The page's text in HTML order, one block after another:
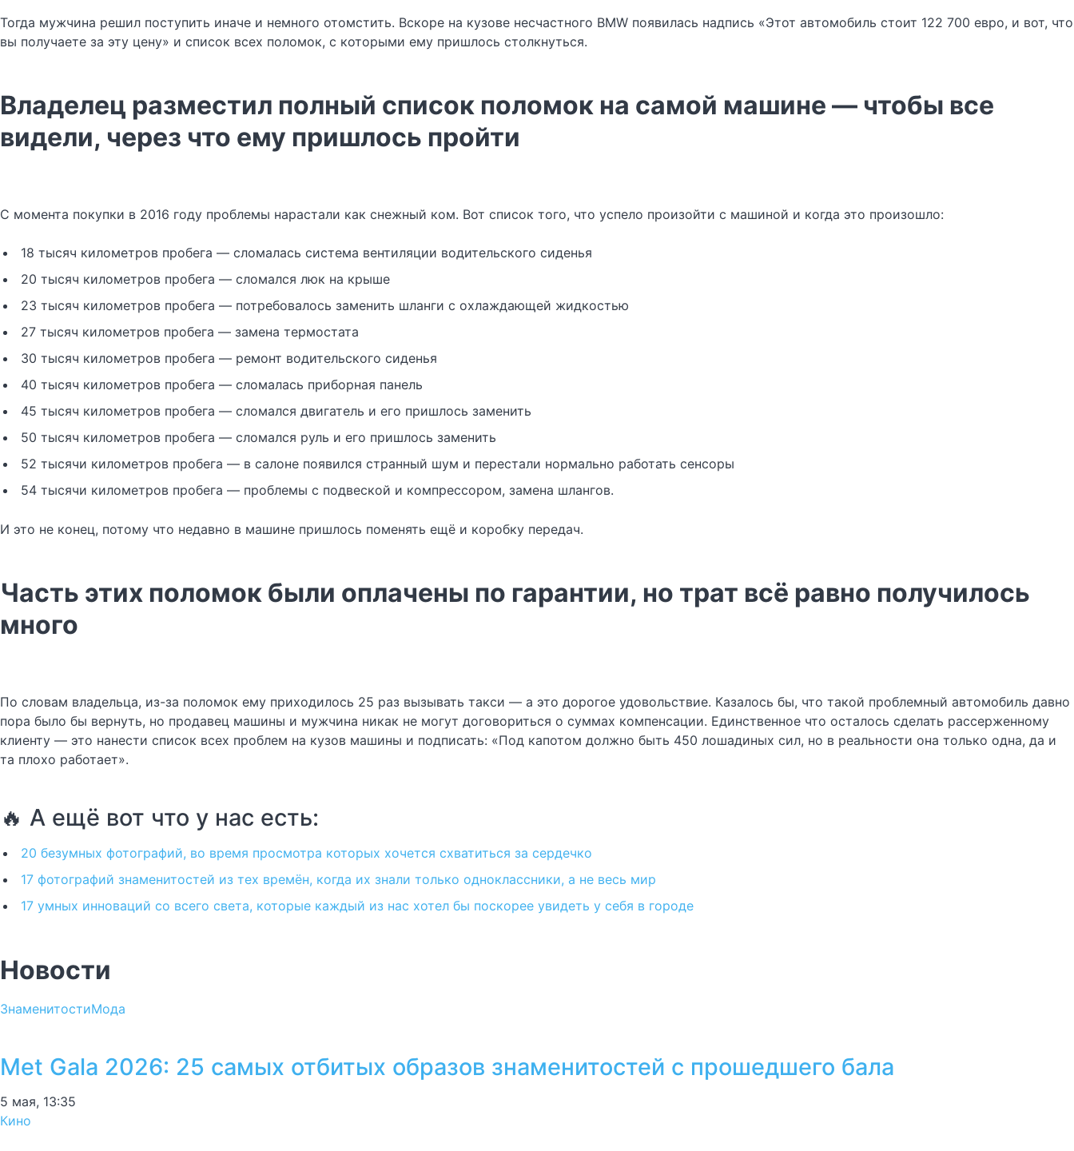
Тогда мужчина решил поступить иначе и немного отомстить. Вскоре на кузове несчастного BMW появилась надпись «Этот автомобиль стоит 122 700 евро, и вот, что
вы получаете за эту цену» и список всех поломок, с которыми ему пришлось столкнуться.
Владелец разместил полный список поломок на самой машине — чтобы все
видели, через что ему пришлось пройти
С момента покупки в 2016 году проблемы нарастали как снежный ком. Вот список того, что успело произойти с машиной и когда это произошло:
18 тысяч километров пробега — сломалась система вентиляции водительского сиденья
20 тысяч километров пробега — сломался люк на крыше
23 тысяч километров пробега — потребовалось заменить шланги с охлаждающей жидкостью
27 тысяч километров пробега — замена термостата
30 тысяч километров пробега — ремонт водительского сиденья
40 тысяч километров пробега — сломалась приборная панель
45 тысяч километров пробега — сломался двигатель и его пришлось заменить
50 тысяч километров пробега — сломался руль и его пришлось заменить
52 тысячи километров пробега — в салоне появился странный шум и перестали нормально работать сенсоры
54 тысячи километров пробега — проблемы с подвеской и компрессором, замена шлангов.
И это не конец, потому что недавно в машине пришлось поменять ещё и коробку передач.
Часть этих поломок были оплачены по гарантии, но трат всё равно получилось
много
По словам владельца, из-за поломок ему приходилось 25 раз вызывать такси — а это дорогое удовольствие. Казалось бы, что такой проблемный автомобиль давно
пора было бы вернуть, но продавец машины и мужчина никак не могут договориться о суммах компенсации. Единственное что осталось сделать рассерженному
клиенту — это нанести список всех проблем на кузов машины и подписать: «Под капотом должно быть 450 лошадиных сил, но в реальности она только одна, да и
та плохо работает».
🔥 А ещё вот что у нас есть:
20 безумных фотографий, во время просмотра которых хочется схватиться за сердечко
17 фотографий знаменитостей из тех времён, когда их знали только одноклассники, а не весь мир
17 умных инноваций со всего света, которые каждый из нас хотел бы поскорее увидеть у себя в городе
Новости
ЗнаменитостиМода
Met Gala 2026: 25 самых отбитых образов знаменитостей с прошедшего бала
5 мая, 13:35
Кино